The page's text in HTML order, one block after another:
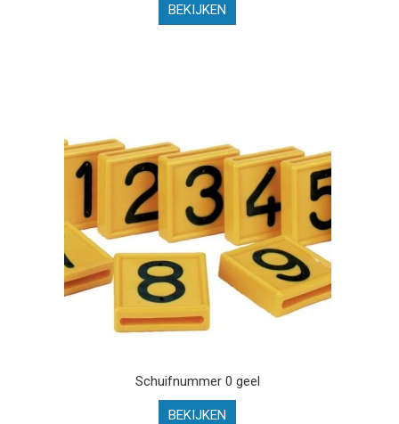
BEKIJKEN
Schuifnummer 0 geel
BEKIJKEN